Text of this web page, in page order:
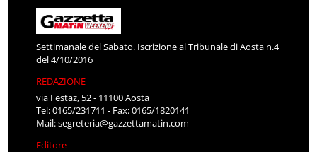
Settimanale del Sabato. Iscrizione al Tribunale di Aosta n.4
del 4/10/2016
REDAZIONE
via Festaz, 52 - 11100 Aosta
Tel: 0165/231711 - Fax: 0165/1820141
Mail:segreteria@gazzettamatin.com
Editore